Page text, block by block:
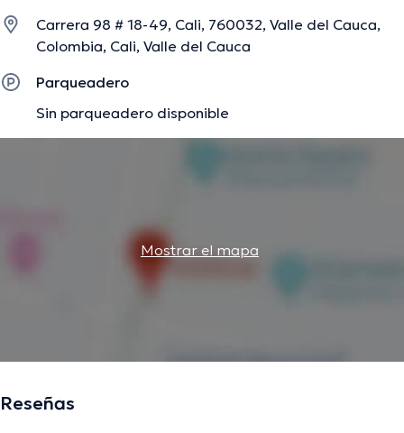
Carrera 98 # 18-49, Cali, 760032, Valle del Cauca,
Colombia, Cali, Valle del Cauca
Parqueadero
Sin parqueadero disponible
Mostrar el mapa
Reseñas